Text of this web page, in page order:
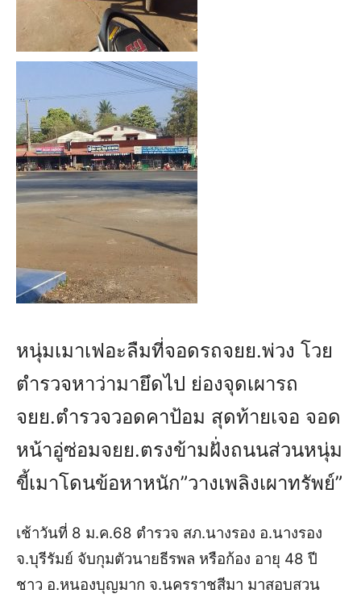
หนุ่มเมาเฟอะลืมที่จอดรถจยย.พ่วง โวย
ตำรวจหาว่ามายึดไป ย่องจุดเผารถ
จยย.ตำรวจวอดคาป้อม สุดท้ายเจอ จอด
หน้าอู่ซ่อมจยย.ตรงข้ามฝั่งถนนส่วนหนุ่ม
ขี้เมาโดนข้อหาหนัก”วางเพลิงเผาทรัพย์”
เช้าวันที่ 8 ม.ค.68 ตำรวจ สภ.นางรอง อ.นางรอง
จ.บุรีรัมย์ จับกุมตัวนายธีรพล หรือก้อง อายุ 48 ปี
ชาว อ.หนองบุญมาก จ.นครราชสีมา มาสอบสวน